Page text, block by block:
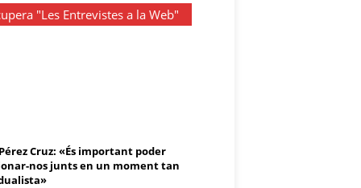
"Les Entrevistes a la Web"
Cruz: «És important poder
nos junts en un moment tan